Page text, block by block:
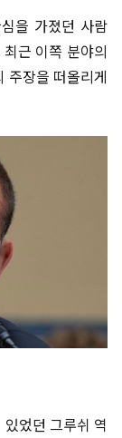
을 가졌던 사람
근 이쪽 분야의
주장을 떠올리게
었던 그루쉬 역